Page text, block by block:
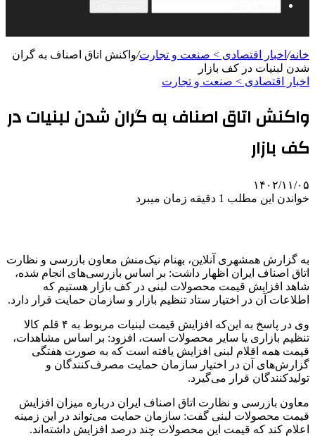
خانه/ اخبار اقتصادی > صنعت و تجارت/واکنش اتاق اصناف به گران
شدن لبنیات در کف بازار
اخبار اقتصادی > صنعت و تجارت
واکنش اتاق اصناف به گران شدن لبنیات در
کف بازار
۱۴۰۲/۱۱/۰۵
خواندن این مطلب 1 دقیقه زمان میبرد
به گزارش همشهری آنلاین، بهنام نیک‌منش معاون بازرسی و نظارت
اتاق اصناف ایران اظهار داشت: بر اساس بازرسی‌های انجام شده،
شاهد افزایش قیمت محصولات لبنی در کف بازار هستیم که
اطلاعات آن در اختیار ستاد تنظیم بازار و سازمان حمایت قرار دارد.
وی در پاسخ به این‌که افزایش قیمت لبنیات مربوط به ۴ قلم کالا
تنظیم بازاری یا سایر محصولات است، افزود: بر اساس مشاهدات،
قیمت همه اقلام لبنی افزایش یافته است که به صورت هفتگی
گزارش‌های آن در اختیار سازمان حمایت مصرف‌کنندگان و
تولیدکنندگان قرار می‌گیرد.
معاون بازرسی و نظارت اتاق اصناف ایران درباره میزان افزایش
قیمت محصولات لبنی گفت: سازمان حمایت می‌تواند در این زمینه
اعلام کند که قیمت این محصولات چند درصد افزایش داشته‌اند.